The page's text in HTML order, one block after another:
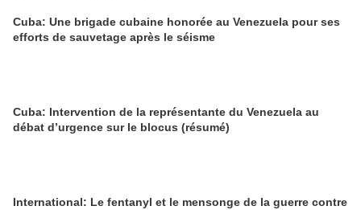
Cuba: Une brigade cubaine honorée au Venezuela pour ses
efforts de sauvetage après le séisme
Cuba: Intervention de la représentante du Venezuela au
débat d’urgence sur le blocus (résumé)
International: Le fentanyl et le mensonge de la guerre contre